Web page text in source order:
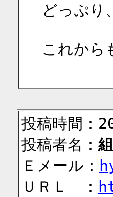
どっぷり
これから
投稿時間
投稿者名：
Ｅメール：
ＵＲＬ ：